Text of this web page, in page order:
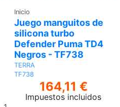
Añadir
Inicio
Juego manguitos de
silicona turbo
Defender Puma TD4
Negros - TF738
TERRA
TF738
164,11 €
Impuestos incluidos